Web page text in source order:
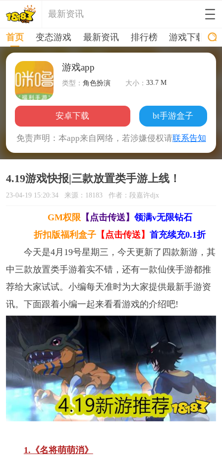
最新资讯
首页 变态游戏 最新资讯 排行榜 游戏下载
游戏app
类型：角色扮演 大小：33.7 M
安卓下载 bt手游盒子
免责声明：本app来自网络，若涉嫌侵权请联系告知
4.19游戏快报|三款放置类手游上线！
23-04-19 15:20:34 来源：18183 作者：段嘉许djx
GM权限 【点击传送】 领满v无限钻石
折扣版福利盒子 【点击传送】首充续充0.1折
今天是4月19号星期三，今天更新了四款新游，其
中三款放置类手游着实不错，还有一款仙侠手游都推
荐给大家试试。小编每天准时为大家提供最新手游资
讯。下面跟着小编一起来看看游戏的介绍吧!
1.《名将萌萌消》